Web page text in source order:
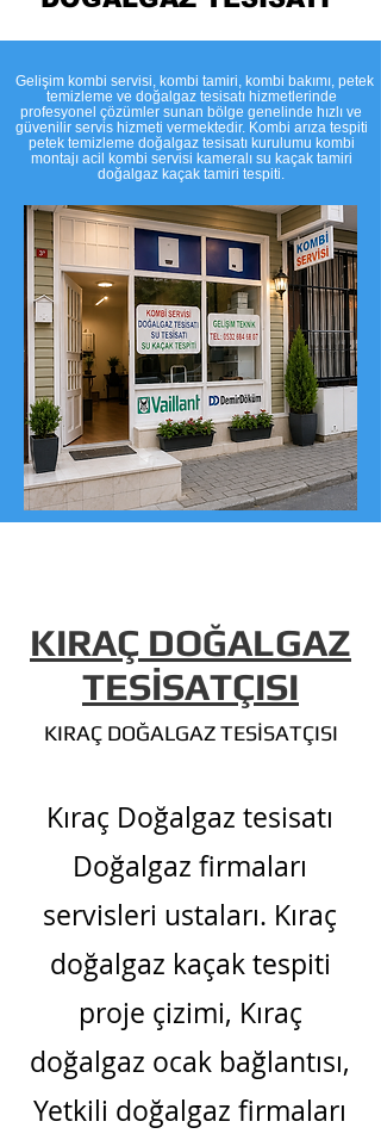
​Gelişim kombi servisi, kombi tamiri, kombi bakımı, petek
temizleme ve doğalgaz tesisatı hizmetlerinde
profesyonel çözümler sunan bölge genelinde hızlı ve
güvenilir servis hizmeti vermektedir. Kombi arıza tespiti
petek temizleme doğalgaz tesisatı kurulumu kombi
montajı acil kombi servisi kameralı su kaçak tamiri
doğalgaz kaçak tamiri tespiti.
KIRAÇ DOĞALGAZ
TESİSATÇISI
KIRAÇ DOĞALGAZ TESİSATÇISI
Kıraç Doğalgaz tesisatı
Doğalgaz firmaları
servisleri ustaları. Kıraç
doğalgaz kaçak tespiti
proje çizimi, Kıraç
doğalgaz ocak bağlantısı,
Yetkili doğalgaz firmaları